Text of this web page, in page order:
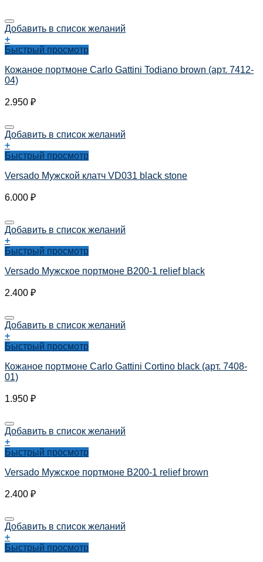
Добавить в список желаний
+
Быстрый просмотр
Кожаное портмоне Carlo Gattini Todiano brown (арт. 7412-
04)
2.950 ₽
Добавить в список желаний
+
Быстрый просмотр
Versado Мужской клатч VD031 black stone
6.000 ₽
Добавить в список желаний
+
Быстрый просмотр
Versado Мужское портмоне B200-1 relief black
2.400 ₽
Добавить в список желаний
+
Быстрый просмотр
Кожаное портмоне Carlo Gattini Cortino black (арт. 7408-
01)
1.950 ₽
Добавить в список желаний
+
Быстрый просмотр
Versado Мужское портмоне B200-1 relief brown
2.400 ₽
Добавить в список желаний
+
Быстрый просмотр